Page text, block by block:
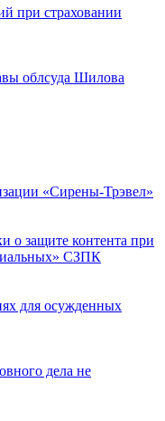
при страховании
облсуда Шилова
«Сирены-Трэвел»
о защите контента при
СЗПК
для осужденных
дела не